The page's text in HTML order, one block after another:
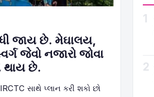
જાય છે. મેઘાલય,
જેવો નજારો જોવા
થાય છે.
સાથે પ્લાન કરી શકો છો
1
2